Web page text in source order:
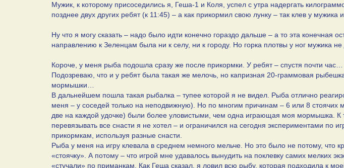
Мужик, к которому присоседились я, Геша-1 и Коля, успел с утра надергать
позднее двух других ребят (к 11:45) – а как прикормил свою лунку – так клев у мужика
Ну что я могу сказать – надо было идти конечно гораздо дальше – а то эта конечная
направлению к Зеленцам была ни к селу, ни к городу. Но горка плотвы у ног мужика не
Короче, у меня рыба подошла сразу же после прикормки. У ребят – спустя почти
Подозреваю, что и у ребят была такая же мелочь, но капризная 20-граммовая
мормышки…
В дальнейшем пошла такая рыбалка – тупее которой я не видел. Рыба отлично
меня – у соседей только на неподвижную). Но по многим причинам – 6 или 8
две на каждой удочке) были более уловистыми, чем одна играющая моя мормышка. К
перевязывать все снасти я не хотел – и ограничился на сегодня экспериментами
прикормкам, используя разные снасти.
Рыба у меня на игру клевала в среднем немного мельче. Но это было не потому, что
«стоячку». А потому – что игрой мне удавалось вынудить на поклевку самих мелких
«стучали» по приманкам. Как Геша сказал, я ловил всю рыбу, которая подходила к